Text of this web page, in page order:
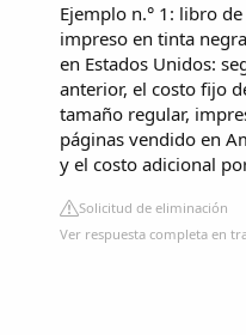
Ejemplo n.° 1: libro
impreso en tinta
en Estados Unidos:
anterior, el costo fijo
tamaño regular,
páginas vendido en
y el costo adicional
Solicitud de eliminación
Ver respuesta completa en